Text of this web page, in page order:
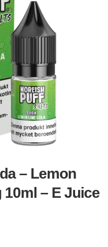
– Lemon
10ml – E Juice